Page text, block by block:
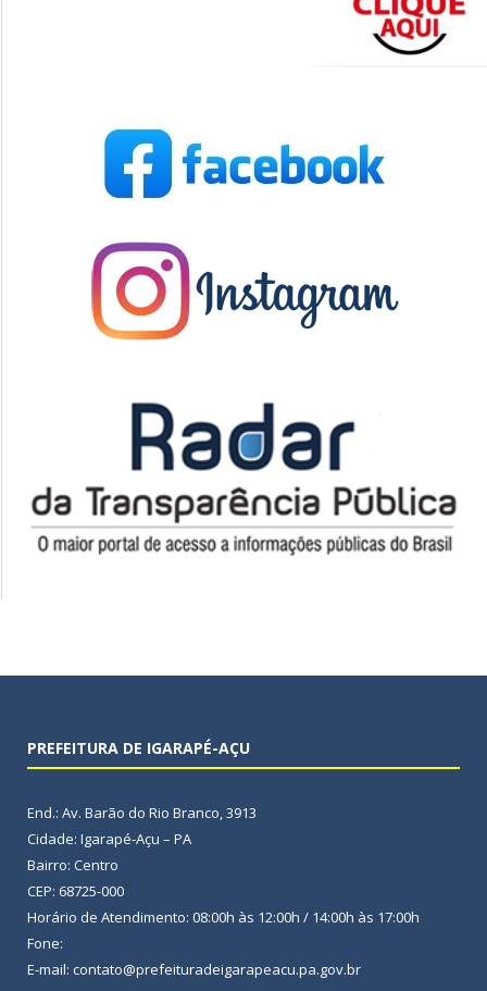
PREFEITURA DE IGARAPÉ-AÇU
End.: Av. Barão do Rio Branco, 3913
Cidade: Igarapé-Açu – PA
Bairro: Centro
CEP: 68725-000
Horário de Atendimento: 08:00h às 12:00h / 14:00h às 17:00h
Fone:
E-mail: contato@prefeituradeigarapeacu.pa.gov.br